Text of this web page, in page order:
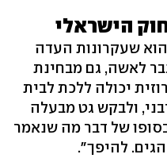
הישראלי
שעקרונות העדה
לאשה, גם מבחינת
יכולה ללכת לבית
ולבקש גט מבעלה
של דבר מה שנאמר
להיפך".